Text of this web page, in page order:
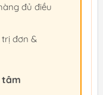
đủ điều
đơn &
tâm